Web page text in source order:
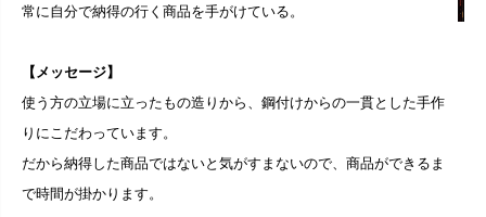
常に自分で納得の行く商品を手がけている。
【メッセージ】
使う方の立場に立ったもの造りから、鋼付けからの一貫とした手作
りにこだわっています。
だから納得した商品ではないと気がすまないので、商品ができるま
で時間が掛かります。